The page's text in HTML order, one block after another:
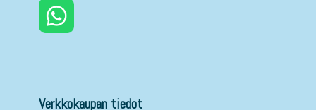
Verkkokaupan tiedot